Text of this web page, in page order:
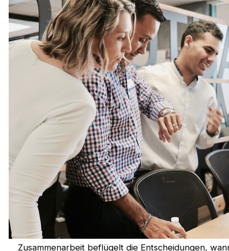
Zusammenarbeit beflügelt die Entscheidungen,